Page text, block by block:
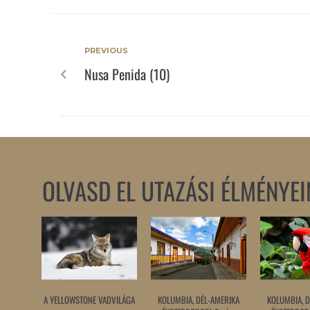
PREVIOUS
Nusa Penida (10)
OLVASD EL UTAZÁSI
A YELLOWSTONE VADVILÁGA
KOLUMBIA, DÉL-AMERIKA
KOLUMBIA,